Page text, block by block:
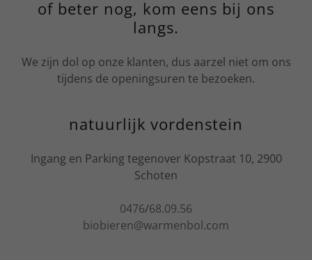
of beter nog, kom eens bij ons
langs.
We zijn dol op onze klanten, dus aarzel niet om ons
tijdens de openingsuren te bezoeken.
natuurlijk vordenstein
Ingang en Parking tegenover Kopstraat 10, 2900
Schoten
0476/68.09.56
biobieren@warmenbol.com